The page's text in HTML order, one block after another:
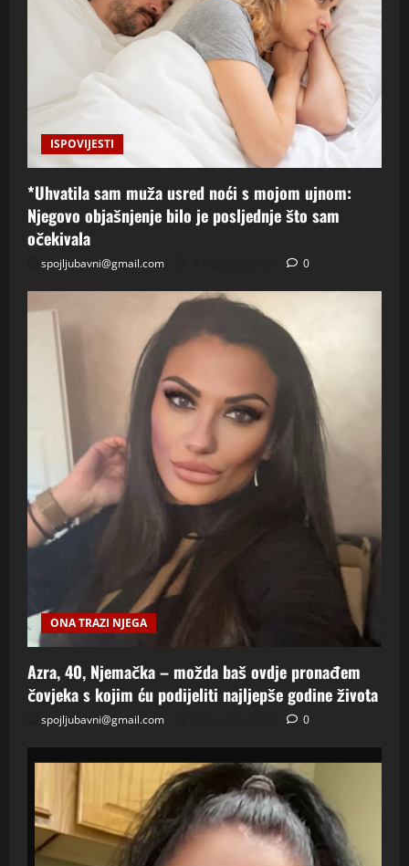
ISPOVIJESTI
*Uhvatila sam muža usred noći s mojom ujnom:
Njegovo objašnjenje bilo je posljednje što sam
očekivala
spojljubavni@gmail.com 0
ONA TRAZI NJEGA
Azra, 40, Njemačka – možda baš ovdje pronađem
čovjeka s kojim ću podijeliti najljepše godine života
spojljubavni@gmail.com 0